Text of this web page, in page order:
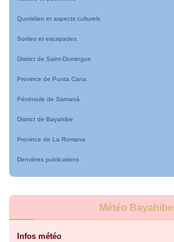
Quotidien et aspects culturels
Sorties et escapades
District de Saint-Domingue
Province de Punta Cana
Péninsule de Samaná
District de Bayahibe
Province de La Romana
Dernières publications
Météo Bayahibe
Infos météo